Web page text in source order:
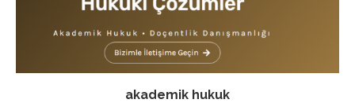
akademik hukuk